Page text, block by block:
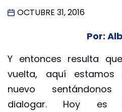
OCTUBRE 31, 2016
Por:
Y entonces resulta
vuelta, aquí estamos
nuevo
dialogar. Hoy es